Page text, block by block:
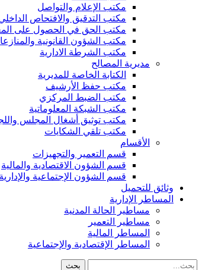
مكتب الإعلام والتواصل
مكتب التدقيق والافتحاص
مكتب الحق في الحصول على
مكتب الشؤون القانونية
مكتب الشرطة الادارية
مديرية المصالح
الكتابة الخاصة للمديرية
مكتب حفظ الأرشيف
مكتب الضبط المركزي
مكتب الشبكة المعلوماتية
مكتب توثيق أشغال المجلس
مكتب تلقي الشكايات
الأقسام
قسم التعمير والتجهيزات
قسم الشؤون الاقتصادية والمالية
قسم الشؤون الإجتماعية والإدارية
وثائق للتحميل
المساطر الإدارية
مساطير الحالة المدنية
مساطير التعمير
المساطر المالية
المساطر الإقتصادية والإجتماعية